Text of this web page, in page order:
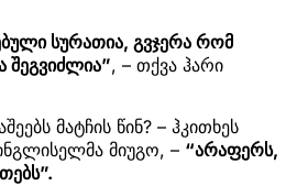
სურათია, გვჯერა რომ
შეგვიძლია”, – თქვა ჰარი
მატჩის წინ? – ჰკითხეს
მიუგო, – “არაფერს,